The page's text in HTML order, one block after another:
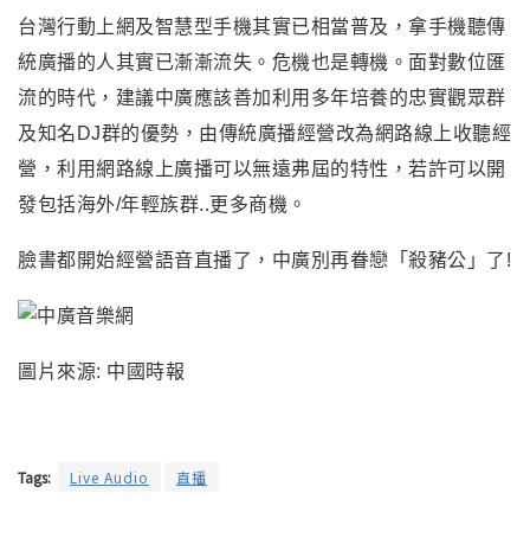
台灣行動上網及智慧型手機其實已相當普及，拿手機聽傳
統廣播的人其實已漸漸流失。危機也是轉機。面對數位匯
流的時代，建議中廣應該善加利用多年培養的忠實觀眾群
及知名DJ群的優勢，由傳統廣播經營改為網路線上收聽經
營，利用網路線上廣播可以無遠弗屆的特性 ， 若許可以開
發包括海外/年輕族群..更多商機。
臉書都開始經營語音直播了，中廣別再眷戀「殺豬公」了!
圖片來源: 中國時報
Tags: Live Audio 直播